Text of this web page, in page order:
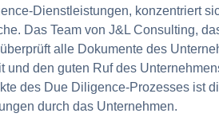
Dienstleistungen, konzentriert
Das Team von J&L Consulting,
alle Dokumente des
den guten Ruf des
des Due Diligence-Prozesses ist
durch das Unternehmen.